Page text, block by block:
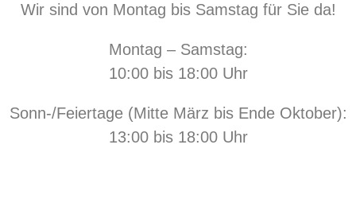
Wir sind von Montag bis Samstag für Sie da!
Montag – Samstag:
10:00 bis 18:00 Uhr
Sonn-/Feiertage (Mitte März bis Ende Oktober):
13:00 bis 18:00 Uhr